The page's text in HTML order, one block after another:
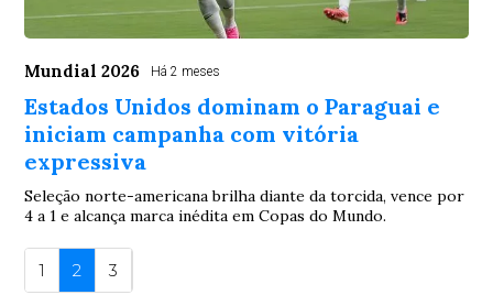
Mundial 2026 Há 2 meses
Estados Unidos dominam o Paraguai e
iniciam campanha com vitória
expressiva
Seleção norte-americana brilha diante da torcida, vence por
4 a 1 e alcança marca inédita em Copas do Mundo.
1 2 3